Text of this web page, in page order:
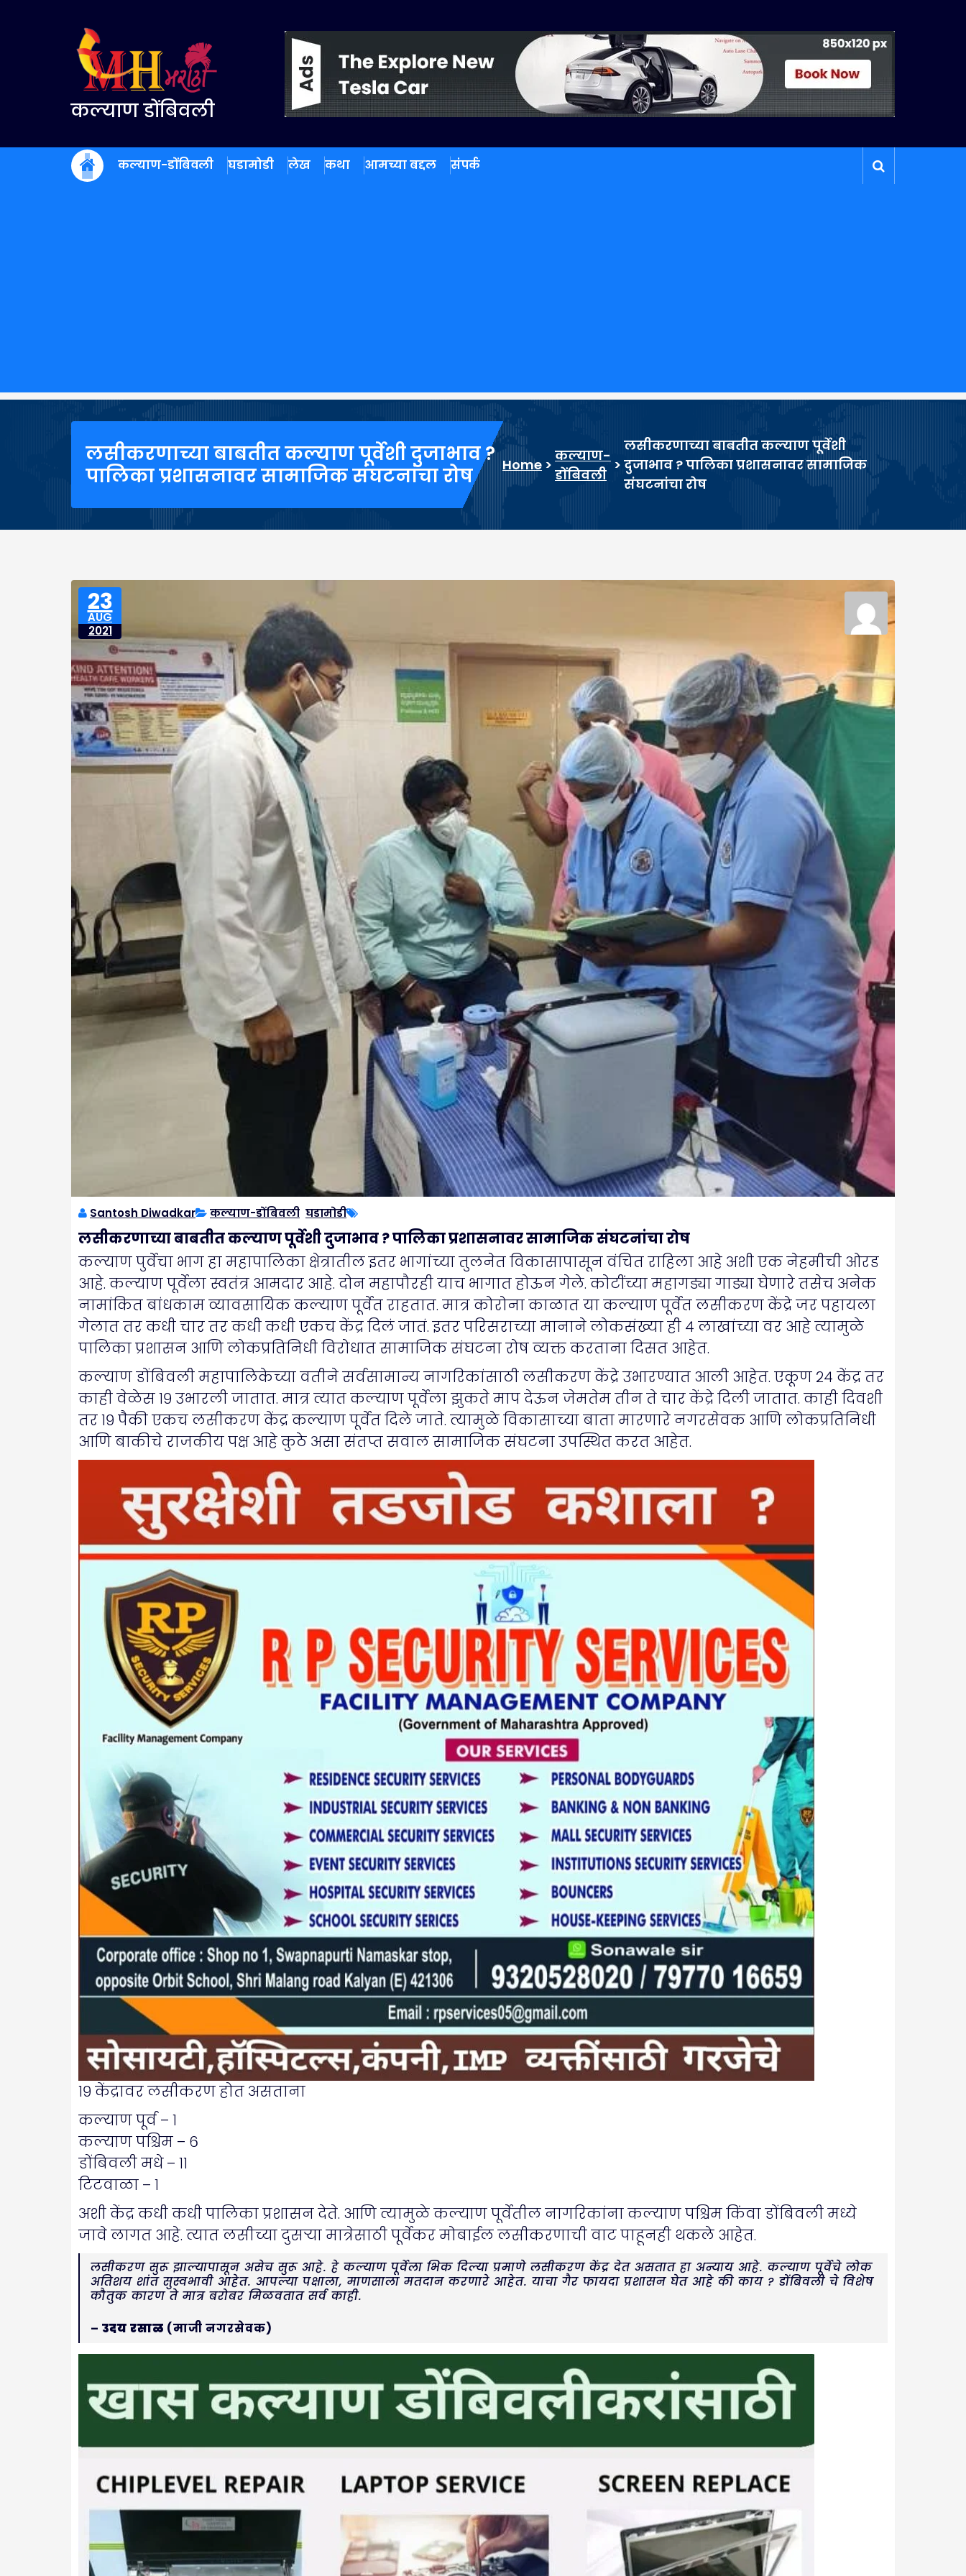
कल्याण डोंबिवली
कल्याण-डोंबिवली घडामोडी लेख कथा आमच्या बद्दल संपर्क
लसीकरणाच्या बाबतीत कल्याण पूर्वेशी दुजाभाव ?
पालिका प्रशासनावर सामाजिक संघटनांचा रोष
Home >
कल्याण-
डोंबिवली
>
लसीकरणाच्या बाबतीत कल्याण पूर्वेशी
दुजाभाव ? पालिका प्रशासनावर सामाजिक
संघटनांचा रोष
23
AUG
2021
Santosh Diwadkar कल्याण-डोंबिवली घडामोडी
लसीकरणाच्या बाबतीत कल्याण पूर्वेशी दुजाभाव ? पालिका प्रशासनावर सामाजिक संघटनांचा रोष
कल्याण पुर्वेचा भाग हा महापालिका क्षेत्रातील इतर भागांच्या तुलनेत विकासापासून वंचित राहिला आहे अशी एक नेहमीची ओरड
आहे. कल्याण पूर्वेला स्वतंत्र आमदार आहे. दोन महापौरही याच भागात होऊन गेले. कोटींच्या महागड्या गाड्या घेणारे तसेच अनेक
नामांकित बांधकाम व्यावसायिक कल्याण पूर्वेत राहतात. मात्र कोरोना काळात या कल्याण पूर्वेत लसीकरण केंद्रे जर पहायला
गेलात तर कधी चार तर कधी कधी एकच केंद्र दिलं जातं. इतर परिसराच्या मानाने लोकसंख्या ही ४ लाखांच्या वर आहे त्यामुळे
पालिका प्रशासन आणि लोकप्रतिनिधी विरोधात सामाजिक संघटना रोष व्यक्त करताना दिसत आहेत.
कल्याण डोंबिवली महापालिकेच्या वतीने सर्वसामान्य नागरिकांसाठी लसीकरण केंद्रे उभारण्यात आली आहेत. एकूण २४ केंद्र तर
काही वेळेस १९ उभारली जातात. मात्र त्यात कल्याण पूर्वेला झुकते माप देऊन जेमतेम तीन ते चार केंद्रे दिली जातात. काही दिवशी
तर १९ पैकी एकच लसीकरण केंद्र कल्याण पूर्वेत दिले जाते. त्यामुळे विकासाच्या बाता मारणारे नगरसेवक आणि लोकप्रतिनिधी
आणि बाकीचे राजकीय पक्ष आहे कुठे असा संतप्त सवाल सामाजिक संघटना उपस्थित करत आहेत.
१९ केंद्रावर लसीकरण होत असताना
कल्याण पूर्व – १
कल्याण पश्चिम – ६
डोंबिवली मधे – ११
टिटवाळा – १
अशी केंद्र कधी कधी पालिका प्रशासन देते. आणि त्यामुळे कल्याण पूर्वेतील नागरिकांना कल्याण पश्चिम किंवा डोंबिवली मध्ये
जावे लागत आहे. त्यात लसीच्या दुसऱ्या मात्रेसाठी पूर्वेकर मोबाईल लसीकरणाची वाट पाहूनही थकले आहेत.
लसीकरण सुरू झाल्यापासून असेच सुरू आहे. हे कल्याण पूर्वेला भिक दिल्या प्रमाणे लसीकरण केंद्र देत असतात हा अन्याय आहे. कल्याण पूर्वेचे लोक
अतिशय शांत सुस्वभावी आहेत. आपल्या पक्षाला, माणसाला मतदान करणारे आहेत. याचा गैर फायदा प्रशासन घेत आहे की काय ? डोंबिवली चे विशेष
कौतुक कारण ते मात्र बरोबर मिळवतात सर्व काही.
– उदय रसाळ (माजी नगरसेवक)